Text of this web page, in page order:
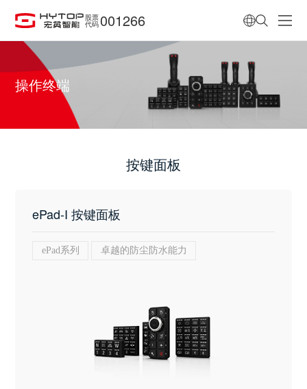
股票
代码 001266
操作终端
按键面板
ePad-I 按键面板
ePad系列 卓越的防尘防水能力